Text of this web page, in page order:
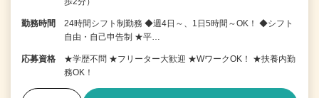
勤務時間
24時間シフト制勤務 ◆週4日～、1日5時間～OK！ ◆シフト
自由・自己申告制 ★平…
応募資格
★学歴不問 ★フリーター大歓迎 ★WワークOK！ ★扶養内勤
務OK！